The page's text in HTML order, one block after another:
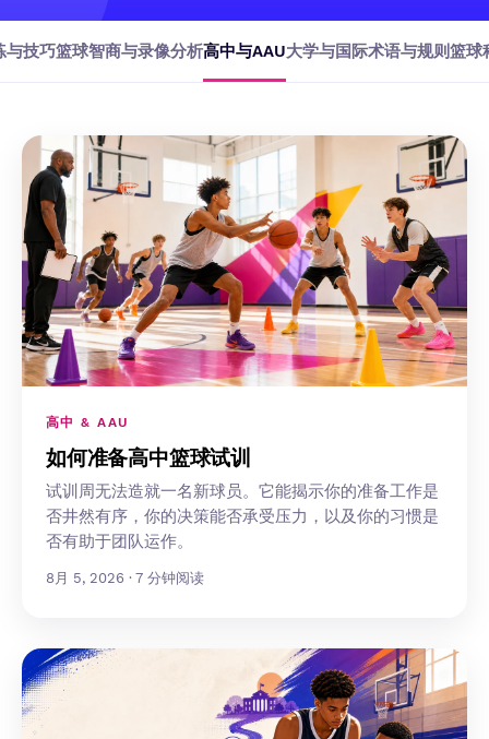
与技巧篮球智商与录像分析高中与AAU大学与国际术语与规则篮球
高中 & AAU
如何准备高中篮球试训
试训周无法造就一名新球员。它能揭示你的准备工作是
否井然有序，你的决策能否承受压力，以及你的习惯是
否有助于团队运作。
8月 5, 2026 · 7 分钟阅读